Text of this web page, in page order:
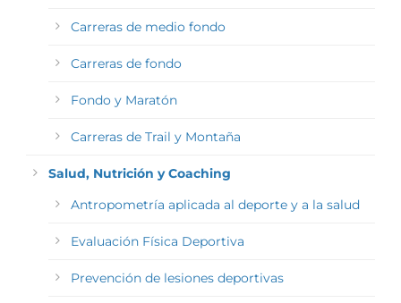
Carreras de medio fondo
Carreras de fondo
Fondo y Maratón
Carreras de Trail y Montaña
Salud, Nutrición y Coaching
Antropometría aplicada al deporte y a la salud
Evaluación Física Deportiva
Prevención de lesiones deportivas